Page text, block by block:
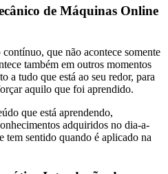
de Máquinas Online
que não acontece somente
também em outros momentos
a tudo que está ao seu redor, para
aquilo que foi aprendido.
que está aprendendo,
adquiridos no dia-a-
tem sentido quando é aplicado na